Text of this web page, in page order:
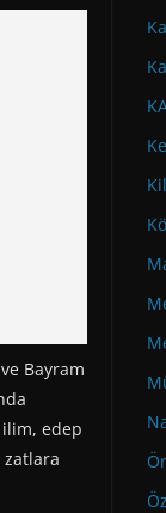
Bayram
ilim, edep
zatlara